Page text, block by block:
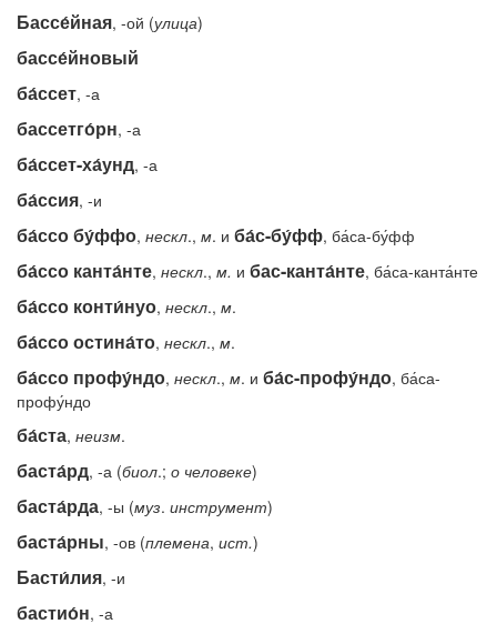
Бассе́йная, -ой (улица)
бассе́йновый
ба́ссет, -а
бассетго́рн, -а
ба́ссет-ха́унд, -а
ба́ссия, -и
ба́ссо бу́ффо, нескл., м. и ба́с-бу́фф, ба́са-бу́фф
ба́ссо канта́нте, нескл., м. и бас-канта́нте, ба́са-канта́нте
ба́ссо конти́нуо, нескл., м.
ба́ссо остина́то, нескл., м.
ба́ссо профу́ндо, нескл., м. и ба́с-профу́ндо, ба́са-
профу́ндо
ба́ста, неизм.
баста́рд, -а (биол.; о человеке)
баста́рда, -ы (муз. инструмент)
баста́рны, -ов (племена, ист.)
Басти́лия, -и
бастио́н, -а